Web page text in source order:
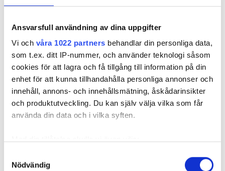
Ansvarsfull användning av dina uppgifter
Vi och våra 1022 partners behandlar din personliga data,
som t.ex. ditt IP-nummer, och använder teknologi såsom
cookies för att lagra och få tillgång till information på din
enhet för att kunna tillhandahålla personliga annonser och
innehåll, annons- och innehållsmätning, åskådarinsikter
och produktutveckling. Du kan själv välja vilka som får
använda din data och i vilka syften.
som kan ha en noggrannhet på upp till flera meter
Nödvändig
bytesansökan – äger tiorumsvilla 30
minuter bort